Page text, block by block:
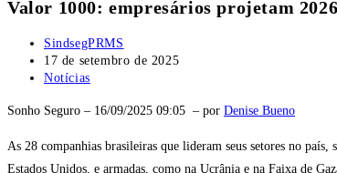
Valor 1000: empresários projetam
Autor
do
post:
SindsegPRMS
Post
publicado:
17 de setembro de 2025
Categoria
post:
Notícias
Sonho Seguro – 16/09/2025 09:05 – por Denise Bueno
As 28 companhias brasileiras que lideram seus setores no país,
Estados Unidos, e armadas, como na Ucrânia e na Faixa de